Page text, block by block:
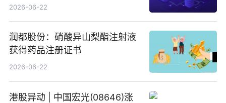
2026-06-22
润都股份：硝酸异山梨酯注射液
获得药品注册证书
2026-06-22
港股异动 | 中国宏光(08646)涨